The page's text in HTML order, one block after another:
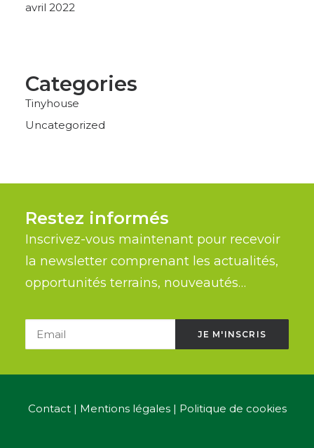
avril 2022
Categories
Tinyhouse
Uncategorized
Restez informés
Inscrivez-vous maintenant pour recevoir
la newsletter comprenant les actualités,
opportunités terrains, nouveautés…
Contact| Mentions légales| Politique de cookies